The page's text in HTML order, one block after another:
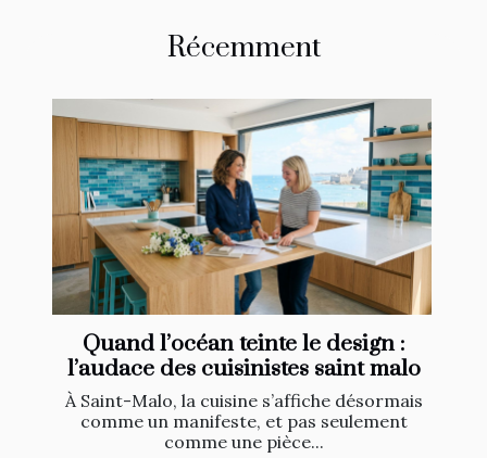
Récemment
Quand l’océan teinte le design :
l’audace des cuisinistes saint malo
À Saint-Malo, la cuisine s’affiche désormais
comme un manifeste, et pas seulement
comme une pièce...